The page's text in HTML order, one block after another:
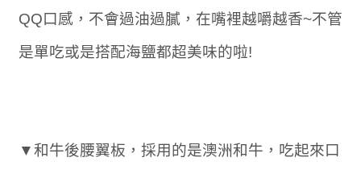
QQ口感，不會過油過膩，在嘴裡越嚼越香~不管
是單吃或是搭配海鹽都超美味的啦!
▼和牛後腰翼板，採用的是澳洲和牛，吃起來口